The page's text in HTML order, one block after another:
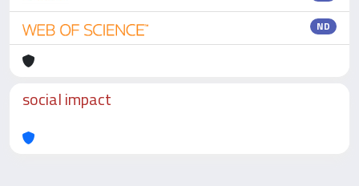
ND
social impact